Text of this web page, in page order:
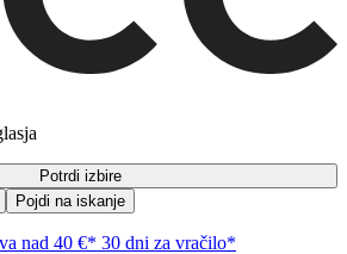
Potrdi izbire
Pojdi na iskanje
nad 40 €* 30 dni za vračilo*